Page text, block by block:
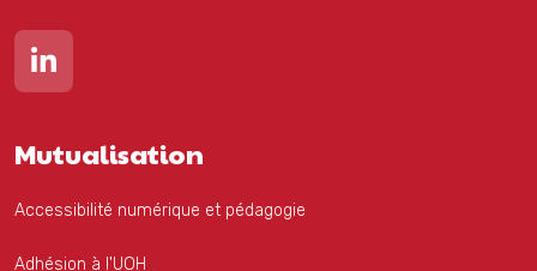
Lien vers notre page Linkedin
Mutualisation
Accessibilité numérique et pédagogie
Adhésion à l'UOH